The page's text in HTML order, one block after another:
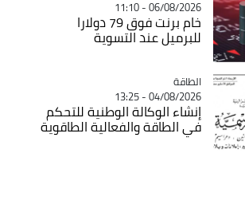
06/08/2026 - 11:10
خام برنت فوق 79 دولارا
للبرميل عند التسوية
Catégorie
الطاقة
04/08/2026 - 13:25
إنشاء الوكالة الوطنية للتحكم
في الطاقة والفعالية الطاقوية